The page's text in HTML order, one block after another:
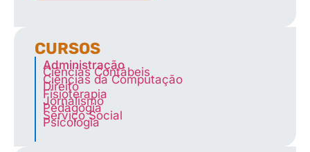
CURSOS
Administração
Ciências Contábeis
Ciências da Computação
Direito
Fisioterapia
Jornalismo
Pedagogia
Serviço Social
Psicologia